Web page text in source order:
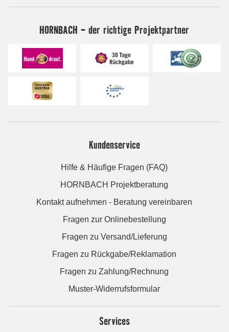
HORNBACH - der richtige Projektpartner
Kundenservice
Hilfe & Häufige Fragen (FAQ)
HORNBACH Projektberatung
Kontakt aufnehmen - Beratung vereinbaren
Fragen zur Onlinebestellung
Fragen zu Versand/Lieferung
Fragen zu Rückgabe/Reklamation
Fragen zu Zahlung/Rechnung
Muster-Widerrufsformular
Services